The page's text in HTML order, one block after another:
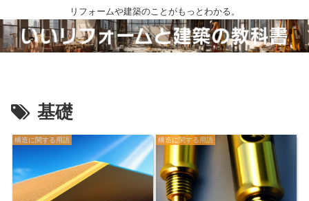
リフォームや建築のことがもっとわかる。
基礎
構造に関する用語 構造に関する用語